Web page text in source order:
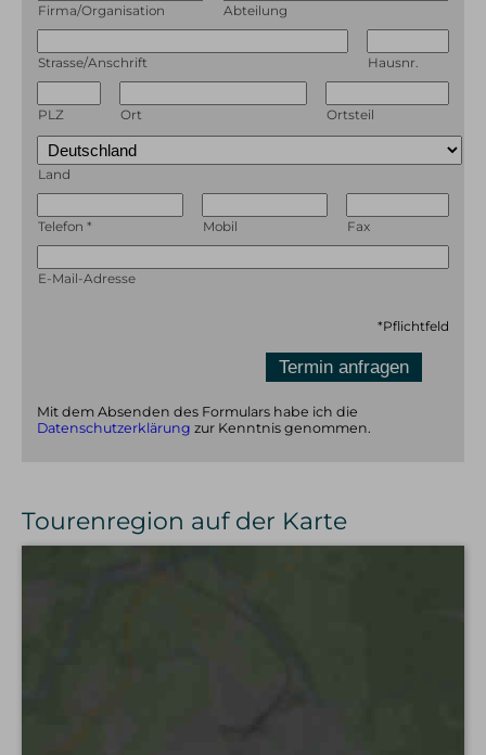
Firma/Organisation Abteilung
Strasse/Anschrift Hausnr.
PLZ Ort Ortsteil
Land
Telefon * Mobil Fax
E-Mail-Adresse
*Pflichtfeld
Mit dem Absenden des Formulars habe ich die
Datenschutzerklärung zur Kenntnis genommen.
Tourenregion auf der Karte